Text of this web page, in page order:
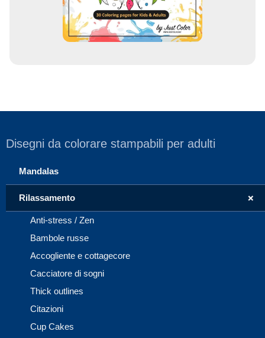
Disegni da colorare stampabili per adulti
Mandalas
+
Rilassamento
Anti-stress / Zen
Bambole russe
Accogliente e cottagecore
Cacciatore di sogni
Thick outlines
Citazioni
Cup Cakes